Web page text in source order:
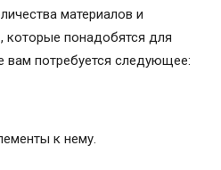
материалов и
которые понадобятся для
вам потребуется следующее:
к нему.